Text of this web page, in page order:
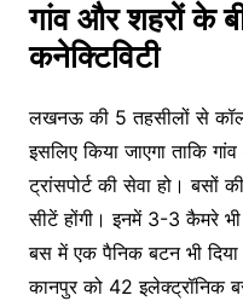
गांव और शहरों के
कनेक्टिविटी
लखनऊ की 5 तहसीलों से
इसलिए किया जाएगा ताकि
ट्रांसपोर्ट की सेवा हो। बसों
सीटें होंगी। इनमें 3-3 कैमरे
बस में एक पैनिक बटन भी
कानपुर को 42 इलेक्ट्रॉनिक